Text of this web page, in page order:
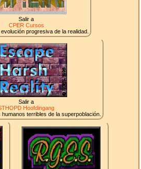
Salir a
CPER Cursos
progresiva de la realidad.
Salir a
Hoofdingang
terribles de la superpoblación.